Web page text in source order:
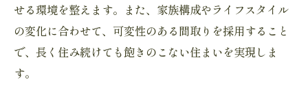
せる環境を整えます。また、家族構成やライフスタイル
の変化に合わせて、可変性のある間取りを採用すること
で、長く住み続けても飽きのこない住まいを実現しま
す。